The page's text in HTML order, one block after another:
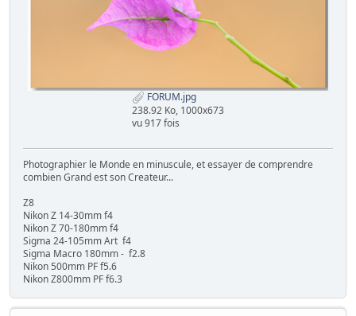
FORUM.jpg
238.92 Ko, 1000x673
vu 917 fois
Photographier le Monde en minuscule, et essayer de comprendre
combien Grand est son Createur...
Z8
Nikon Z 14-30mm f4
Nikon Z 70-180mm f4
Sigma 24-105mm Art f4
Sigma Macro 180mm - f2.8
Nikon 500mm PF f5.6
Nikon Z800mm PF f6.3